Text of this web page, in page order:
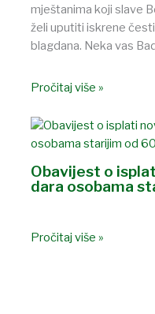
mještanima koji slave
želi uputiti iskrene
blagdana. Neka vas
Pročitaj više »
Obavijest o
dara osobama
Pročitaj više »